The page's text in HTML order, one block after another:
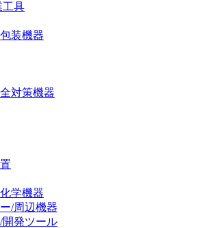
工具
装機器
対策機器
学機器
/周辺機器
開発ツール